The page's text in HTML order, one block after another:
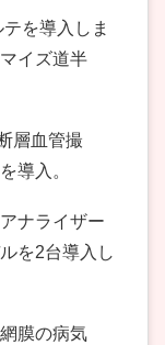
を導入しま
イズ道半
層血管撮
導入。
ナライザー
を2台導入し
膜の病気